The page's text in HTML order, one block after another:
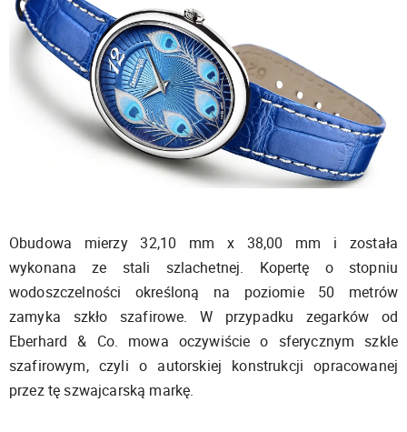
Obudowa mierzy 32,10 mm x 38,00 mm i została
wykonana ze stali szlachetnej. Kopertę o stopniu
wodoszczelności określoną na poziomie 50 metrów
zamyka szkło szafirowe. W przypadku zegarków od
Eberhard & Co. mowa oczywiście o sferycznym szkle
szafirowym, czyli o autorskiej konstrukcji opracowanej
przez tę szwajcarską markę.